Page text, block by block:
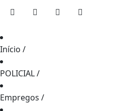
Início /
POLICIAL/
Empregos /